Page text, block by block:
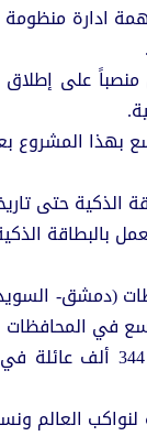
ادارة
منصباً على
بهذا المشروع
الذكية حتى
في المحافظات
- البطاقة الذكية
لنواكب